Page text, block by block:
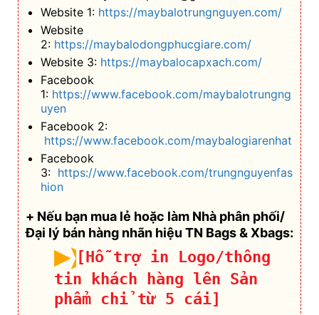
Website 1: https://maybalotrungnguyen.com/
Website
2: https://maybalodongphucgiare.com/
Website 3: https://maybalocapxach.com/
Facebook
1: https://www.facebook.com/maybalotrungng
uyen
Facebook 2:
https://www.facebook.com/maybalogiarenhat
Facebook
3: https://www.facebook.com/trungnguyenfas
hion
+ Nếu bạn mua lẻ hoặc làm Nhà phân phối/
Đại lý bán hàng nhãn hiệu TN Bags & Xbags:
[Hỗ trợ in Logo/thông
tin khách hàng lên Sản
phẩm chỉ từ 5 cái]